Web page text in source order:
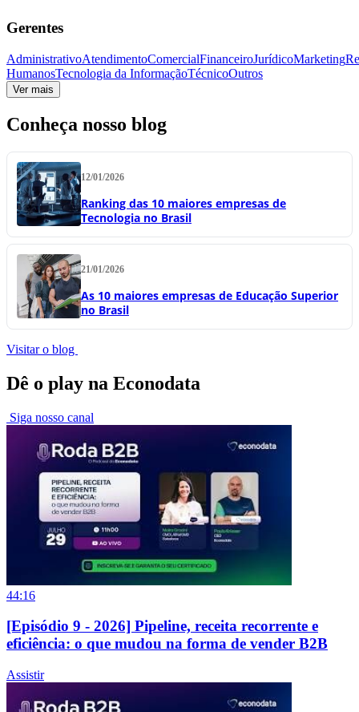
Gerentes
AdministrativoAtendimentoComercialFinanceiroJurídicoMarketing
HumanosTecnologia da InformaçãoTécnicoOutros
Ver mais
Conheça nosso blog
12/01/2026
Ranking das 10 maiores empresas de
Tecnologia no Brasil
21/01/2026
As 10 maiores empresas de Educação Superior
no Brasil
Visitar o blog
Dê o play na Econodata
Siga nosso canal
44:16
[Episódio 9 - 2026] Pipeline, receita recorrente e
eficiência: o que mudou na forma de vender B2B
Assistir